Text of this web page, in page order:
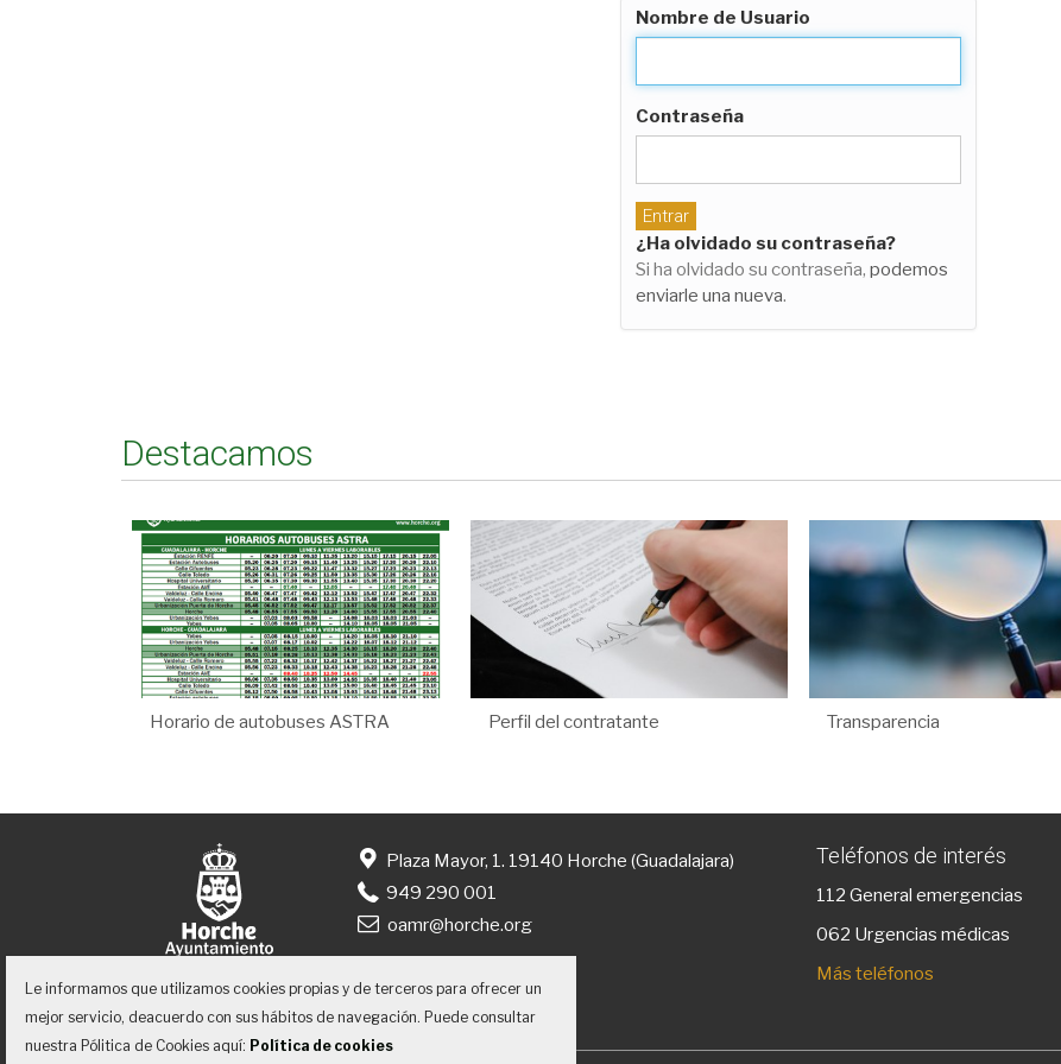
Nombre de Usuario
Contraseña
¿Ha olvidado su contraseña?
Si ha olvidado su contraseña, podemos
enviarle una nueva.
Destacamos
Horario de autobuses ASTRA Perfil del contratante Transparencia
Plaza Mayor, 1. 19140 Horche (Guadalajara)
949 290 001
oamr@horche.org
Teléfonos de interés
112 General emergencias
062 Urgencias médicas
Más teléfonos
Le informamos que utilizamos cookies propias y de terceros para ofrecer un
mejor servicio, deacuerdo con sus hábitos de navegación. Puede consultar
nuestra Pólitica de Cookies aquí: Política de cookies